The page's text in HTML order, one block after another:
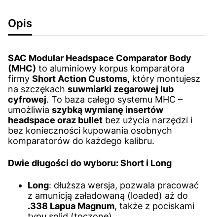
Opis
SAC Modular Headspace Comparator Body
(MHC) to aluminiowy korpus komparatora
firmy Short Action Customs, który montujesz
na szczękach suwmiarki zegarowej lub
cyfrowej. To baza całego systemu MHC –
umożliwia szybką wymianę insertów
headspace oraz bullet bez użycia narzędzi i
bez konieczności kupowania osobnych
komparatorów do każdego kalibru.
Dwie długości do wyboru:Short i Long
Long: dłuższa wersja, pozwala pracować
z amunicją załadowaną (loaded) aż do
.338 Lapua Magnum, także z pociskami